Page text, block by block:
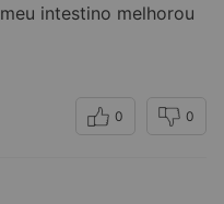
intestino melhorou
0 0